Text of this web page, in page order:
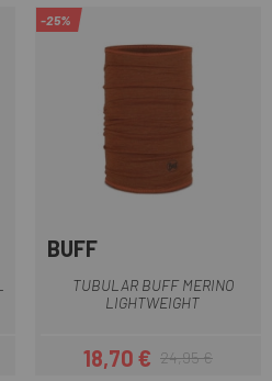
-25%
BUFF
TUBULAR BUFF MERINO
LIGHTWEIGHT
Precio
18,70 €Precio regular
24,95 €